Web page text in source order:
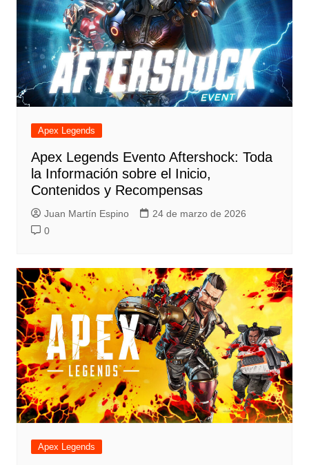
Apex Legends
Apex Legends Evento Aftershock: Toda
la Información sobre el Inicio,
Contenidos y Recompensas
Juan Martín Espino
24 de marzo de 2026
0
Apex Legends